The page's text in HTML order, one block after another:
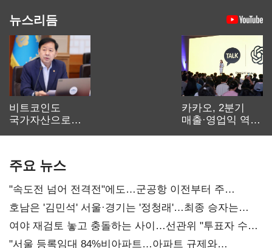
뉴스리듬
비트코인도
국가자산으로…'
카카오, 2분기
매출·영업익 역대
주요 뉴스
"속도전 넘어 전격전"에도…군공항 이전부터 주
52시간까지 '뇌관'
호남은 '김민석' 서울·경기는 '정청래'…최종 승자는
'안갯속'
여야 재검토 놓고 충돌하는 사이…선관위 "투표자 수
오차 당연"
"서울 등록임대 84%비아파트…아파트 규제와